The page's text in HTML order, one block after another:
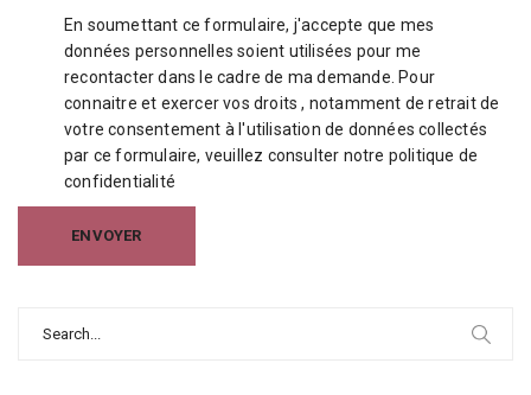
En soumettant ce formulaire, j'accepte que mes
données personnelles soient utilisées pour me
recontacter dans le cadre de ma demande. Pour
connaitre et exercer vos droits , notamment de retrait de
votre consentement à l'utilisation de données collectés
par ce formulaire, veuillez consulter notre politique de
confidentialité
for: